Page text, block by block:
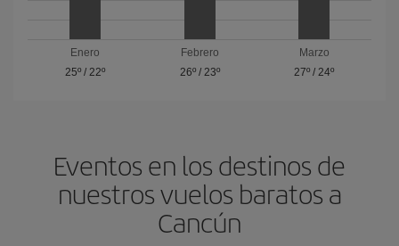
Enero
25º/ 22º
Febrero
26º/ 23º
Marzo
27º /24º
Eventos en los destinos de
nuestros vuelos baratos a
Cancún